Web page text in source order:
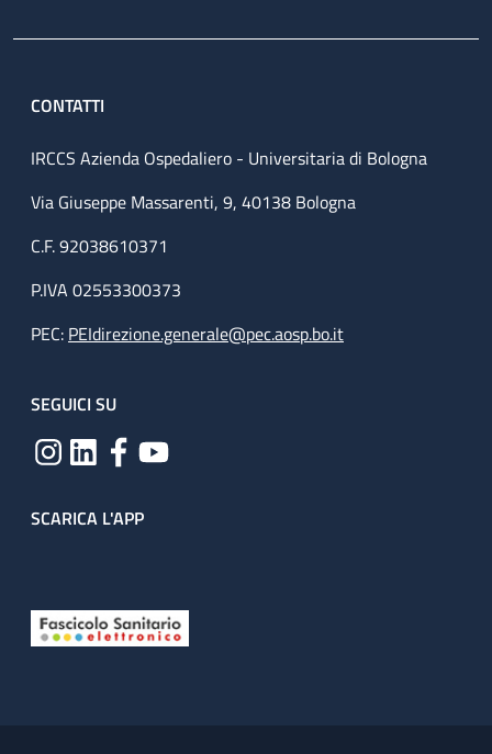
CONTATTI
IRCCS Azienda Ospedaliero - Universitaria di Bologna
Via Giuseppe Massarenti, 9, 40138 Bologna
C.F. 92038610371
P.IVA 02553300373
PEC: PEIdirezione.generale@pec.aosp.bo.it
SEGUICI SU
SCARICA L'APP